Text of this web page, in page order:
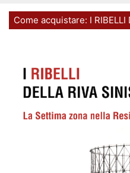
Come acquistare: I RIBELLI